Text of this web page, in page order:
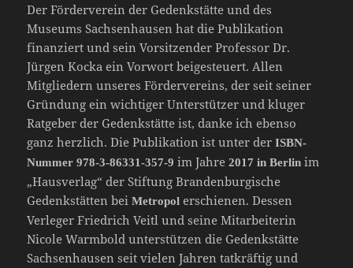
Der Förderverein der Gedenkstätte und des
Museums Sachsenhausen hat die Publikation
finanziert und sein Vorsitzender Professor Dr.
Jürgen Kocka ein Vorwort beigesteuert. Allen
Mitgliedern unseres Fördervereins, der seit seiner
Gründung ein wichtiger Unterstützer und kluger
Ratgeber der Gedenkstätte ist, danke ich ebenso
ganz herzlich. Die Publikation ist unter derISBN-
Nummer 978-3-86331-357-9 im Jahre2017 in Berlin im
„Hausverlag“ der Stiftung Brandenburgische
Gedenkstätten beiMetropol erschienen. Dessen
Verleger Friedrich Veitl und seine Mitarbeiterin
Nicole Warmbold unterstützen die Gedenkstätte
Sachsenhausen seit vielen Jahren tatkräftig und